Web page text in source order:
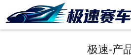
极速-产